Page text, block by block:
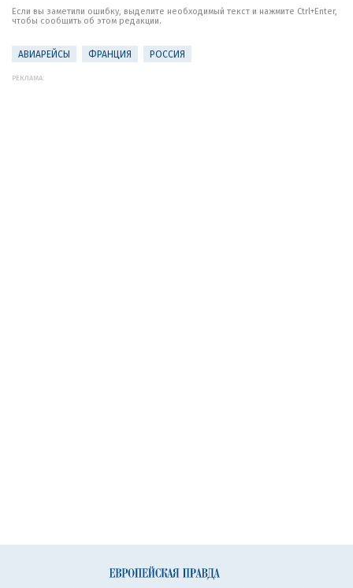
Если вы заметили ошибку, выделите необходимый текст и нажмите Ctrl+Enter,
чтобы сообщить об этом редакции.
АВИАРЕЙСЫ ФРАНЦИЯ РОССИЯ
РЕКЛАМА: